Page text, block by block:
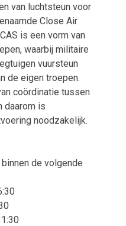
van luchtsteun voor
Close Air
is een vorm van
waarbij militaire
vuursteun
de eigen troepen.
coördinatie tussen
daarom is
noodzakelijk.
de volgende